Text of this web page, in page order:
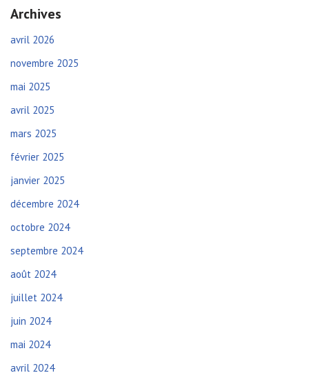
Archives
avril 2026
novembre 2025
mai 2025
avril 2025
mars 2025
février 2025
janvier 2025
décembre 2024
octobre 2024
septembre 2024
août 2024
juillet 2024
juin 2024
mai 2024
avril 2024